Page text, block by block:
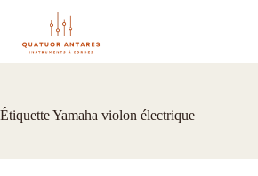
contenu
ÉtiquetteYamaha violon électrique